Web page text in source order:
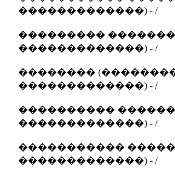
�������������) - /
���������
�������������) - /
��������
�������������) - /
����������
�������������) - /
�����������
�������������) - /